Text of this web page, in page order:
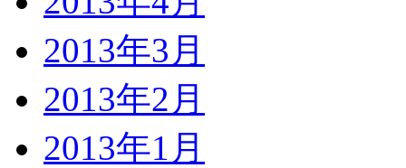
2013年3月
2013年2月
2013年1月